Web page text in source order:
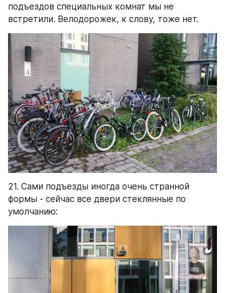
подъездов специальных комнат мы не
встретили. Велодорожек, к слову, тоже нет.
21. Сами подъезды иногда очень странной
формы - сейчас все двери стеклянные по
умолчанию: